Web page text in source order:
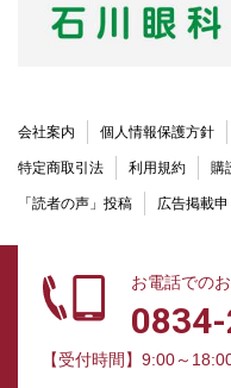
会社案内 個人情報保護方針
特定商取引法 利用規約 購
「読者の声」投稿 広告掲載
お電話での
【受付時間】9:00～